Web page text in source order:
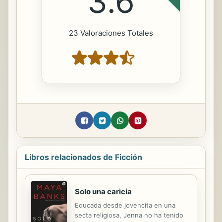
23 Valoraciones Totales
Libros relacionados de Ficción
Solo una caricia
Educada desde jovencita en una
secta religiosa, Jenna no ha tenido